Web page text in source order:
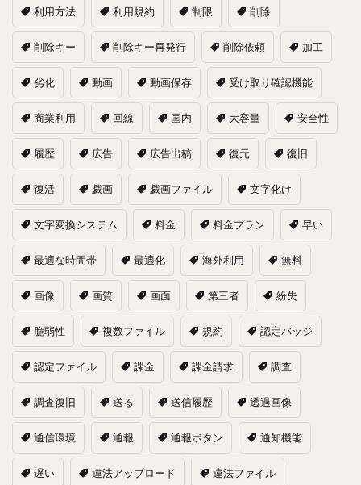
利用方法 利用規約 制限 削除
削除キー 削除キー再発行 削除依頼 加工
劣化 動画 動画保存 受け取り確認機能
商業利用 回線 国内 大容量 安全性
履歴 広告 広告出稿 復元 復旧
復活 戯画 戯画ファイル 文字化け
文字変換システム 料金 料金プラン 早い
最適な時間帯 最適化 海外利用 無料
画像 画質 画面 第三者 紛失
脆弱性 複数ファイル 規約 認定バッジ
認定ファイル 課金 課金請求 調査
調査復旧 送る 送信履歴 透過画像
通信環境 通報 通報ボタン 通知機能
遅い 違法アップロード 違法ファイル